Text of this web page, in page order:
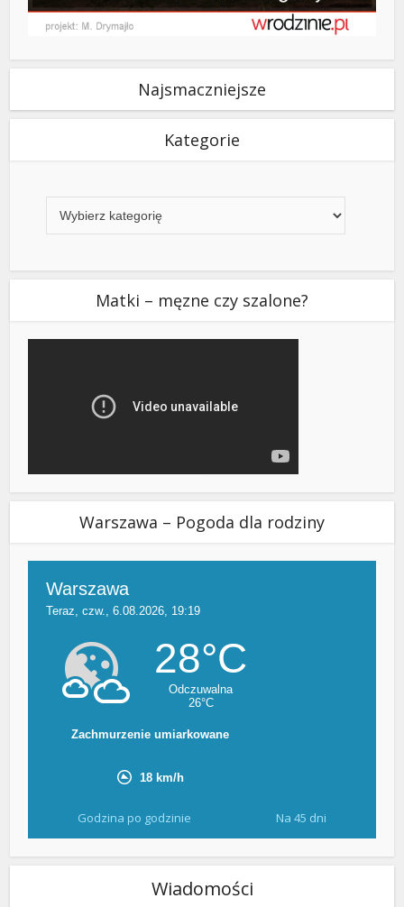
Najsmaczniejsze
Kategorie
Matki – męzne czy szalone?
Warszawa – Pogoda dla rodziny
Godzina po godzinie Na 45 dni
Wiadomości